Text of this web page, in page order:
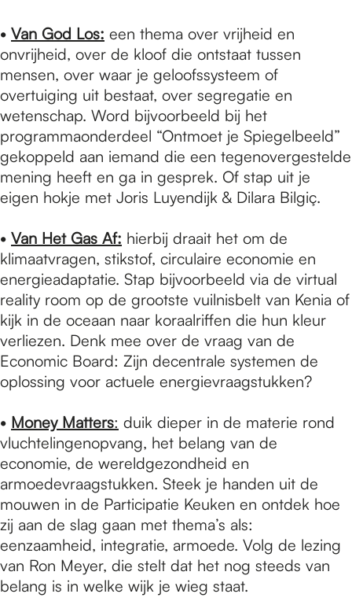
• Van God Los: een thema over vrijheid en
onvrijheid, over de kloof die ontstaat tussen
mensen, over waar je geloofssysteem of
overtuiging uit bestaat, over segregatie en
wetenschap. Word bijvoorbeeld bij het
programmaonderdeel “Ontmoet je Spiegelbeeld”
gekoppeld aan iemand die een tegenovergestelde
mening heeft en ga in gesprek. Of stap uit je
eigen hokje met Joris Luyendijk & Dilara Bilgiç.
• Van Het Gas Af: hierbij draait het om de
klimaatvragen, stikstof, circulaire economie en
energieadaptatie. Stap bijvoorbeeld via de virtual
reality room op de grootste vuilnisbelt van Kenia of
kijk in de oceaan naar koraalriffen die hun kleur
verliezen. Denk mee over de vraag van de
Economic Board: Zijn decentrale systemen de
oplossing voor actuele energievraagstukken?
• Money Matters: duik dieper in de materie rond
vluchtelingenopvang, het belang van de
economie, de wereldgezondheid en
armoedevraagstukken. Steek je handen uit de
mouwen in de Participatie Keuken en ontdek hoe
zij aan de slag gaan met thema’s als:
eenzaamheid, integratie, armoede. Volg de lezing
van Ron Meyer, die stelt dat het nog steeds van
belang is in welke wijk je wieg staat.